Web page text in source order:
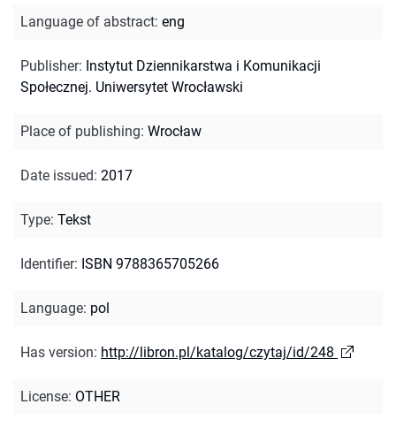
Language of abstract: eng
Publisher: Instytut Dziennikarstwa i Komunikacji
Społecznej. Uniwersytet Wrocławski
Place of publishing: Wrocław
Date issued: 2017
Type: Tekst
Identifier: ISBN 9788365705266
Language: pol
Has version: http://libron.pl/katalog/czytaj/id/248
License: OTHER